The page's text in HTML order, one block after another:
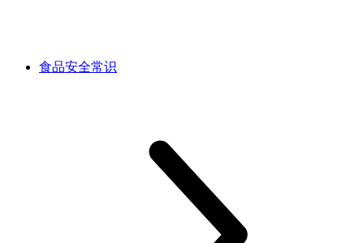
食品安全常识